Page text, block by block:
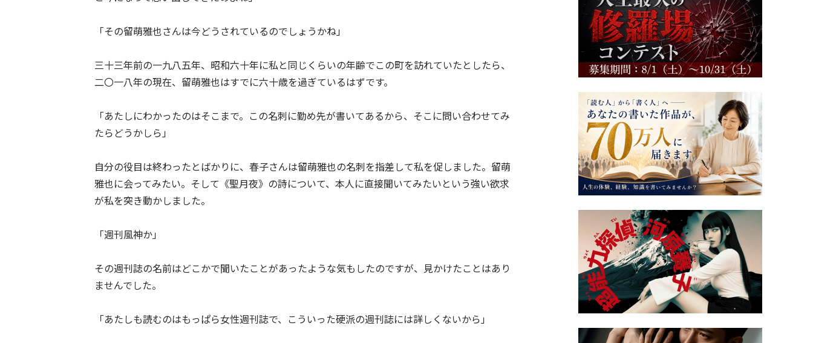
「その留萌雅也さんは今どうされているのでしょうかね」
三十三年前の一九八五年、昭和六十年に私と同じくらいの年齢でこの町を訪れていたとしたら、
二〇一八年の現在、留萌雅也はすでに六十歳を過ぎているはずです。
「あたしにわかったのはそこまで。この名刺に勤め先が書いてあるから、そこに問い合わせてみ
たらどうかしら」
自分の役目は終わったとばかりに、春子さんは留萌雅也の名刺を指差して私を促しました。留萌
雅也に会ってみたい。そして《聖月夜》の詩について、本人に直接聞いてみたいという強い欲求
が私を突き動かしました。
「週刊風神か」
その週刊誌の名前はどこかで聞いたことがあったような気もしたのですが、見かけたことはあり
ませんでした。
「あたしも読むのはもっぱら女性週刊誌で、こういった硬派の週刊誌には詳しくないから」